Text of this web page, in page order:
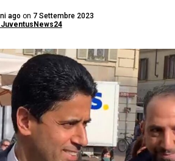
ago on 7 Settembre 2023